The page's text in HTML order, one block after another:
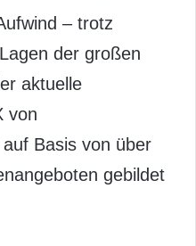
– trotz
der großen
aktuelle
von
Basis von über
gebildet